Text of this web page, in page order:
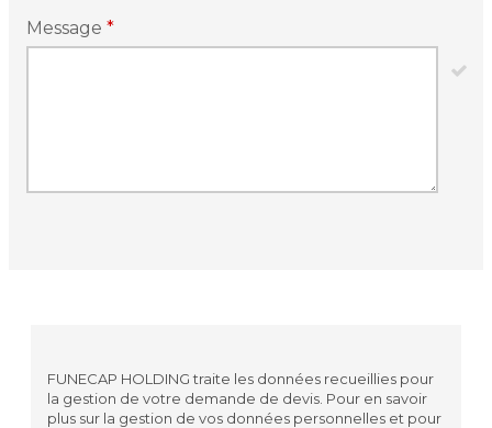
Message*
VASE
FUNECAP HOLDING traite les données recueillies pour
la gestion de votre demande de devis. Pour en savoir
plus sur la gestion de vos données personnelles et pour